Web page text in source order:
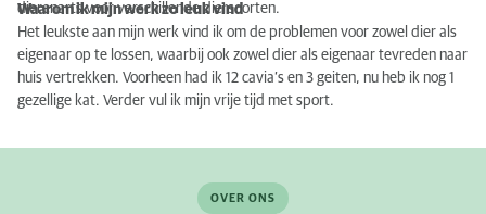
dierenarts voor verschillende diersoorten.
Waarom ik mijn werk zo leuk vind
Het leukste aan mijn werk vind ik om de problemen voor zowel dier als
eigenaar op te lossen, waarbij ook zowel dier als eigenaar tevreden naar
huis vertrekken. Voorheen had ik 12 cavia’s en 3 geiten, nu heb ik nog 1
gezellige kat. Verder vul ik mijn vrije tijd met sport.
OVER ONS